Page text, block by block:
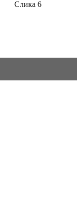
Слика 6